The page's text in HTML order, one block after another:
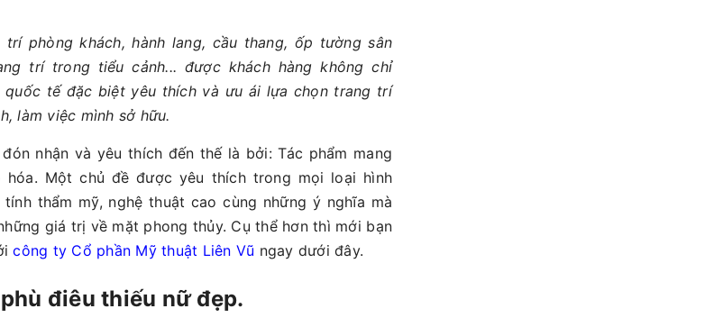
phòng khách, hành lang, cầu thang, ốp tường sân
trí trong tiểu cảnh... được khách hàng không chỉ
tế đặc biệt yêu thích và ưu ái lựa chọn trang trí
làm việc mình sở hữu.
nhận và yêu thích đến thế là bởi: Tác phẩm mang
hóa. Một chủ đề được yêu thích trong mọi loại hình
thẩm mỹ, nghệ thuật cao cùng những ý nghĩa mà
giá trị về mặt phong thủy. Cụ thể hơn thì mới bạn
công ty Cổ phần Mỹ thuật Liên Vũ ngay dưới đây.
điêu thiếu nữ đẹp.